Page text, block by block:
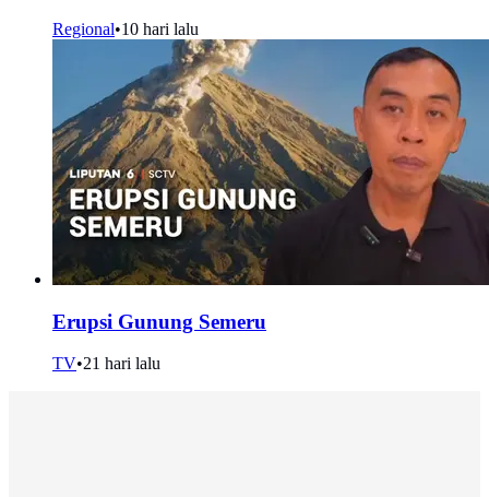
Regional•10 hari lalu
Erupsi Gunung Semeru
TV•21 hari lalu